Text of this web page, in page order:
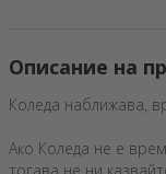
Описание на
Коледа наближава,
Ако Коледа не е
тогава не ни